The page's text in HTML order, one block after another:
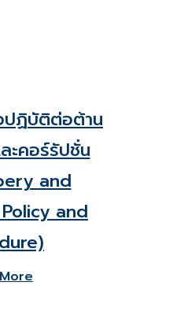
ปฏิบัติต่อต้าน
ะคอร์รัปชั่น
and
and